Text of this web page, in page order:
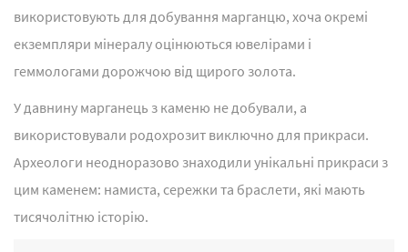
використовують для добування марганцю, хоча окремі
екземпляри мінералу оцінюються ювелірами і
геммологами дорожчою від щирого золота.
У давнину марганець з каменю не добували, а
використовували родохрозит виключно для прикраси.
Археологи неодноразово знаходили унікальні прикраси з
цим каменем: намиста, сережки та браслети, які мають
тисячолітню історію.